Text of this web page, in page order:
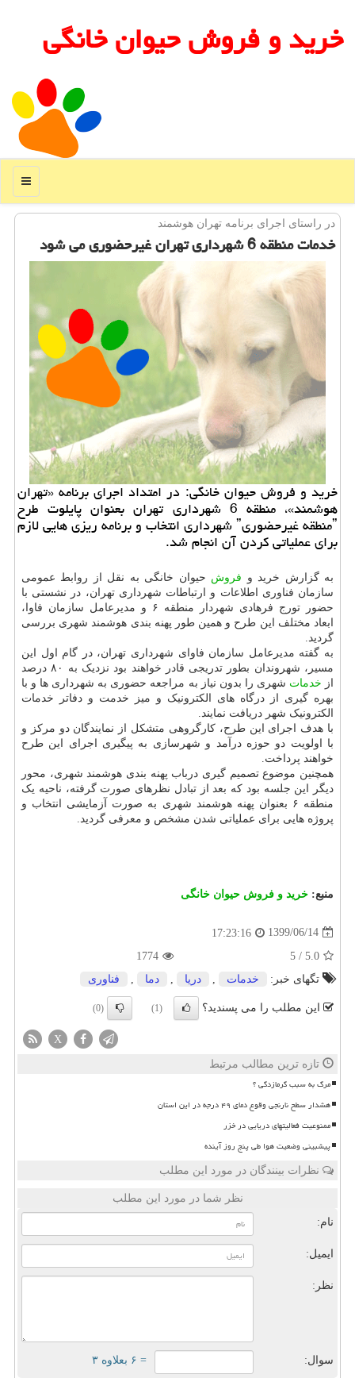
خرید و فروش حیوان خانگی
منو
در راستای اجرای برنامه تهران هوشمند
خدمات منطقه 6 شهرداری تهران غیرحضوری می شود
خرید و فروش حیوان خانگی: در امتداد اجرای برنامه «تهران
هوشمند»، منطقه 6 شهرداری تهران بعنوان پایلوت طرح
ˮمنطقه غیرحضوریˮ شهرداری انتخاب و برنامه ریزی هایی لازم
برای عملیاتی كردن آن انجام شد.
به گزارش خرید و فروش حیوان خانگی به نقل از روابط عمومی
سازمان فناوری اطلاعات و ارتباطات شهرداری تهران، در نشستی با
حضور تورج فرهادی شهردار منطقه ۶ و مدیرعامل سازمان فاوا،
ابعاد مختلف این طرح و همین طور پهنه بندی هوشمند شهری بررسی
گردید.
به گفته مدیرعامل سازمان فاوای شهرداری تهران، در گام اول این
مسیر، شهروندان بطور تدریجی قادر خواهند بود نزدیک به ۸۰ درصد
از خدمات شهری را بدون نیاز به مراجعه حضوری به شهرداری ها و با
بهره گیری از درگاه های الکترونیک و میز خدمت و دفاتر خدمات
الکترونیک شهر دریافت نمایند.
با هدف اجرای این طرح، کارگروهی متشکل از نمایندگان دو مرکز و
با اولویت دو حوزه درآمد و شهرسازی به پیگیری اجرای این طرح
خواهند پرداخت.
همچنین موضوع تصمیم گیری درباب پهنه بندی هوشمند شهری، محور
دیگر این جلسه بود که بعد از تبادل نظرهای صورت گرفته، ناحیه یک
منطقه ۶ بعنوان پهنه هوشمند شهری به صورت آزمایشی انتخاب و
پروژه هایی برای عملیاتی شدن مشخص و معرفی گردید.
منبع: خرید و فروش حیوان خانگی
1399/06/14
17:23:16
5.0
/
5
1774
تگهای خبر:
خدمات دریا دما فناوری
این مطلب را می پسندید؟ (1)
(0)
X
تازه ترین مطالب مرتبط
مرگ به سبب گرمازدگی ؟
هشدار سطح نارنجی وقوع دمای ۴۹ درجه در این استان
ممنوعیت فعالیتهای دریایی در خزر
پیشبینی وضعیت هوا طی پنج روز آینده
نظرات بینندگان در مورد این مطلب
نظر شما در مورد این مطلب
نام:
ایمیل:
نظر:
سوال: = ۶ بعلاوه ۳